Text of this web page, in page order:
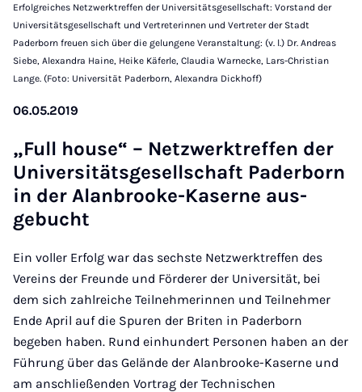
Erfolgreiches Netzwerktreffen der Universitätsgesellschaft: Vorstand der
Universitätsgesellschaft und Vertreterinnen und Vertreter der Stadt
Paderborn freuen sich über die gelungene Veranstaltung: (v. l.) Dr. Andreas
Siebe, Alexandra Haine, Heike Käferle, Claudia Warnecke, Lars-Christian
Lange. (Foto: Universität Paderborn, Alexandra Dickhoff)
06.05.2019
„Full house“ – Net­zwerktref­fen der
Uni­versitäts­gesell­schaft Pader­born
in der Alan­brooke-Kaserne aus­
gebucht
Ein voller Erfolg war das sechste Netzwerktreffen des
Vereins der Freunde und Förderer der Universität, bei
dem sich zahlreiche Teilnehmerinnen und Teilnehmer
Ende April auf die Spuren der Briten in Paderborn
begeben haben. Rund einhundert Personen haben an der
Führung über das Gelände der Alanbrooke-Kaserne und
am anschließenden Vortrag der Technischen